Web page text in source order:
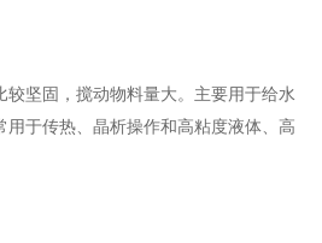
坚固，搅动物料量大。主要用于给水
于传热、晶析操作和高粘度液体、高